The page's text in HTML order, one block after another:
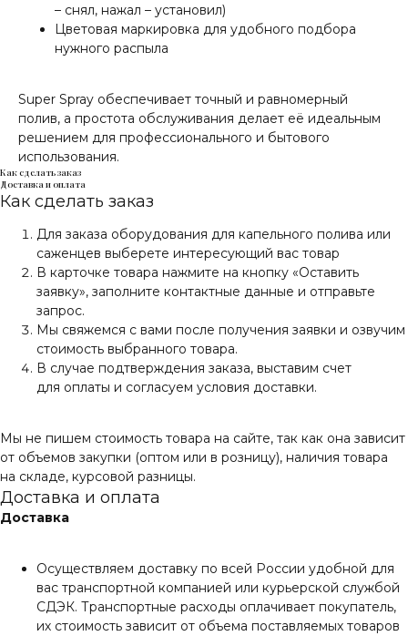
– снял, нажал – установил)
Цветовая маркировка для удобного подбора
нужного распыла
Super Spray обеспечивает точный и равномерный
полив, а простота обслуживания делает её идеальным
решением для профессионального и бытового
использования.
Как сделать заказ
Доставка и оплата
Как сделать заказ
Для заказа оборудования для капельного полива или
саженцев выберете интересующий вас товар
В карточке товара нажмите на кнопку «Оставить
заявку», заполните контактные данные и отправьте
запрос.
Мы свяжемся с вами после получения заявки и озвучим
стоимость выбранного товара.
В случае подтверждения заказа, выставим счет
для оплаты и согласуем условия доставки.
Мы не пишем стоимость товара на сайте, так как она зависит
от объемов закупки (оптом или в розницу), наличия товара
на складе, курсовой разницы.
Доставка и оплата
Доставка
Осуществляем доставку по всей России удобной для
вас транспортной компанией или курьерской службой
СДЭК. Транспортные расходы оплачивает покупатель,
их стоимость зависит от объема поставляемых товаров